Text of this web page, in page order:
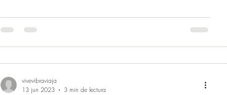
vivevibraviaja
13 jun 2023
3 min de lectura